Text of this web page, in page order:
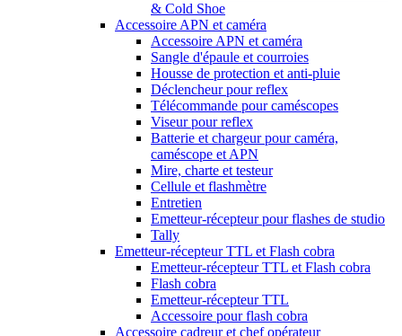
& Cold Shoe
Accessoire APN et caméra
Accessoire APN et caméra
Sangle d'épaule et courroies
Housse de protection et anti-pluie
Déclencheur pour reflex
Télécommande pour caméscopes
Viseur pour reflex
Batterie et chargeur pour caméra,
caméscope et APN
Mire, charte et testeur
Cellule et flashmètre
Entretien
Emetteur-récepteur pour flashes de studio
Tally
Emetteur-récepteur TTL et Flash cobra
Emetteur-récepteur TTL et Flash cobra
Flash cobra
Emetteur-récepteur TTL
Accessoire pour flash cobra
Accessoire cadreur et chef opérateur